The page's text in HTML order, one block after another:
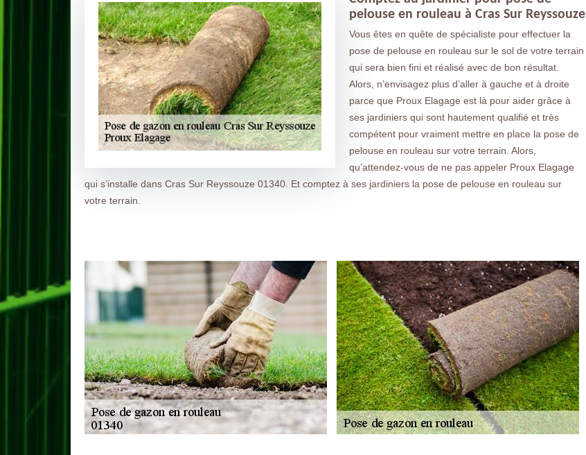
pelouse en rouleau à Cras Sur Reyssouze
Vous êtes en quête de spécialiste pour effectuer la
pose de pelouse en rouleau sur le sol de votre terrain
qui sera bien fini et réalisé avec de bon résultat.
Alors, n’envisagez plus d’aller à gauche et à droite
parce que Proux Elagage est là pour aider grâce à
ses jardiniers qui sont hautement qualifié et très
compétent pour vraiment mettre en place la pose de
pelouse en rouleau sur votre terrain. Alors,
qu’attendez-vous de ne pas appeler Proux Elagage
qui s’installe dans Cras Sur Reyssouze 01340. Et comptez à ses jardiniers la pose de pelouse en rouleau sur
votre terrain.